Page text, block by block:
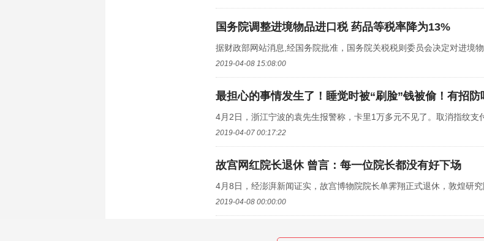
国务院调整进境物品进口税 药品等税率降为13%
据财政部网站消息,经国务院批准，国务院关税税则委员会决定对进境物
2019-04-08 15:08:00
最担心的事情发生了！睡觉时被“刷脸”钱被偷！有招防
4月2日，浙江宁波的袁先生报警称，卡里1万多元不见了。取消指纹支
2019-04-07 00:17:22
故宫网红院长退休 曾言：每一位院长都没有好下场
4月8日，经澎湃新闻证实，故宫博物院院长单霁翔正式退休，敦煌研究
2019-04-08 00:00:00
加拿大女子家中囤120只猫！动物局：家里养猫不能超